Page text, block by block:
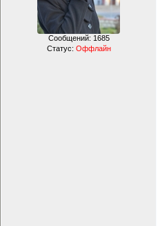
Сообщений: 1685
Статус: Оффлайн